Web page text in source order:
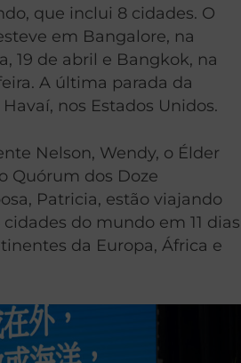
que inclui 8 cidades. O
em Bangalore, na
19 de abril e Bangkok, na
A última parada da
nos Estados Unidos.
Nelson, Wendy, o Élder
Quórum dos Doze
Patricia, estão viajando
do mundo em 11 dias
da Europa, África e